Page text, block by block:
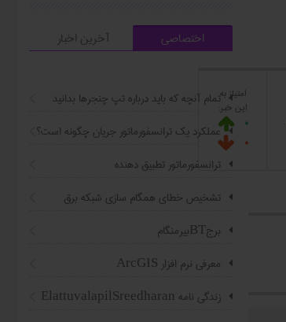
امتیاز به
این خبر:
0

0

اختصاصی آخرین اخبار
تمام آنچه که باید درباره تپ چنجرها بدانید
عملکرد یک ترانسفورماتور جریان چگونه است؟
ترانسفورماتور تطبیق دهنده
تشخیص خطای همگام سازی شبکه برق
برجBTبیرمنگام
معرفی نرم افزار ArcGIS
زندگی نامه ElattuvalapilSreedharan